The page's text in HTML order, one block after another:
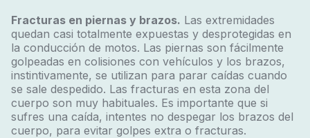
Fracturas en piernas y brazos. Las extremidades
quedan casi totalmente expuestas y desprotegidas en
la conducción de motos. Las piernas son fácilmente
golpeadas en colisiones con vehículos y los brazos,
instintivamente, se utilizan para parar caídas cuando
se sale despedido. Las fracturas en esta zona del
cuerpo son muy habituales. Es importante que si
sufres una caída, intentes no despegar los brazos del
cuerpo, para evitar golpes extra o fracturas.